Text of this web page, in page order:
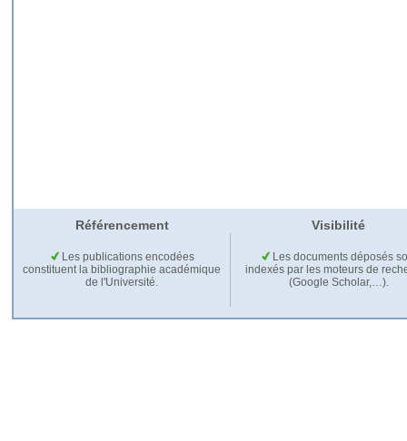
Référencement Visibilité
Les publications encodées
constituent la bibliographie académique
de l'Université.
Les documents déposés
indexés par les moteurs de
(Google Scholar,…).